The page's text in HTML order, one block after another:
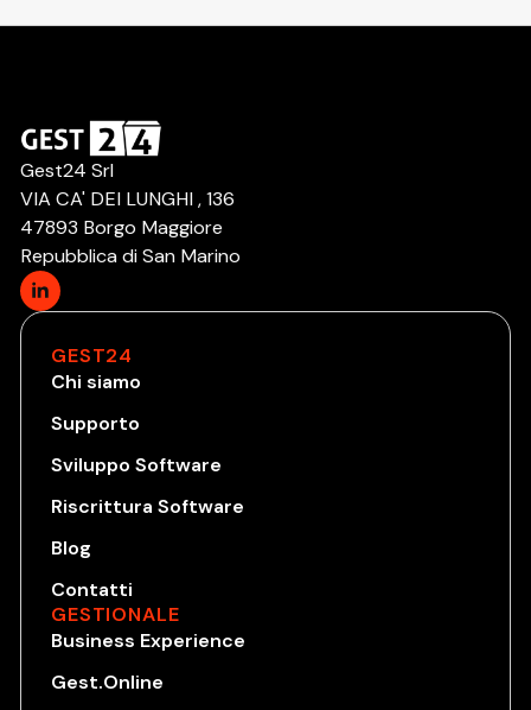
Gest24 Srl
VIA CA' DEI LUNGHI , 136
47893 Borgo Maggiore
Repubblica di San Marino
GEST24
Chi siamo
Supporto
Sviluppo Software
Riscrittura Software
Blog
Contatti
GESTIONALE
Business Experience
Gest.Online